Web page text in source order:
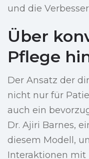
und die
Über
Pflege
Der Ansatz der
nicht nur für
auch ein
Dr. Ajiri Barnes,
diesem Modell,
Interaktionen mit